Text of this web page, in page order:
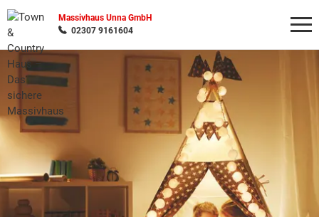
Massivhaus Unna GmbH
02307 9161604
Wonach möchten Sie suchen?